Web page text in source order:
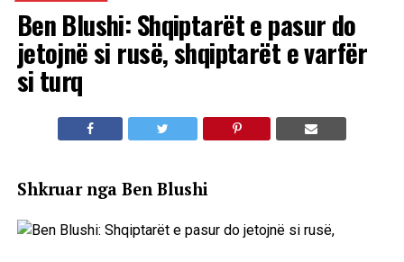
Ben Blushi: Shqiptarët e pasur do
jetojnë si rusë, shqiptarët e varfër
si turq
Shkruar nga Ben Blushi